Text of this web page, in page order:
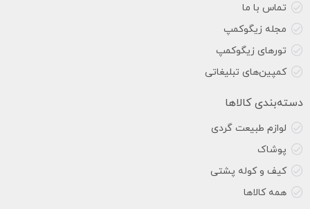
تماس با ما
مجله زیگوکمپ
تورهای زیگوکمپ
کمپین‌های تبلیغاتی
دسته‌بندی کالاها
لوازم طبیعت گردی
پوشاک
کیف و کوله پشتی
همه کالاها